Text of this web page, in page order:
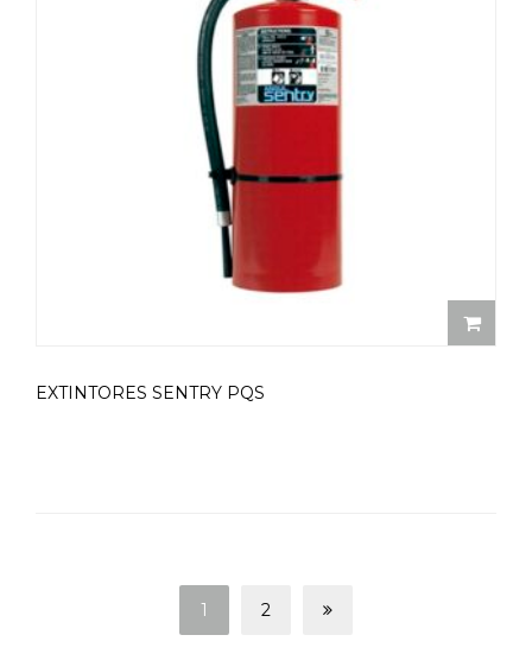
EXTINTORES SENTRY PQS
1 2